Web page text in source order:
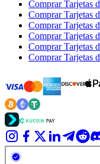
Comprar Tarjetas
Comprar Tarjetas
Comprar Tarjetas
Comprar Tarjetas
Comprar Tarjetas
Comprar Tarjetas